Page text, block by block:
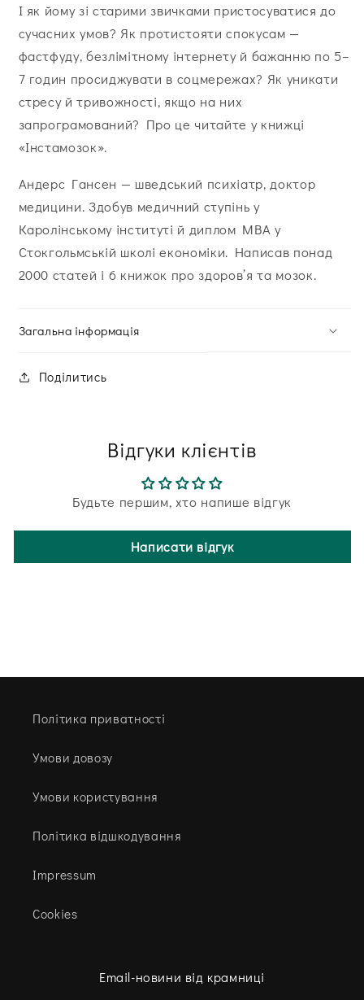
І як йому зі старими звичками пристосуватися до
сучасних умов? Як протистояти спокусам —
фастфуду, безлімітному інтернету й бажанню по 5–
7 годин просиджувати в соцмережах? Як уникати
стресу й тривожності, якщо на них
запрограмований? Про це читайте у книжці
«Інстамозок».
Андерс Гансен — шведський психіатр, доктор
медицини. Здобув медичний ступінь у
Каролінському інституті й диплом МВА у
Стокгольмській школі економіки. Написав понад
2000 статей і 6 книжок про здоров’я та мозок.
Загальна інформація
Поділитись
Відгуки клієнтів
Будьте першим, хто напише відгук
Написати відгук
Політика приватності
Умови довозу
Умови користування
Політика відшкодування
Impressum
Cookies
Email-новини від крамниці